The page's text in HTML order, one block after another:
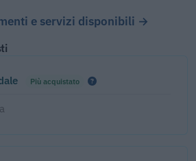
e servizi disponibili →
Più acquistato